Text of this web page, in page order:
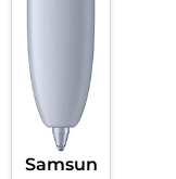
Samsun